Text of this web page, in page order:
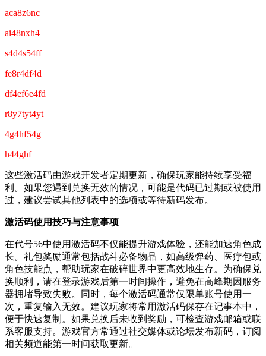
aca8z6nc
ai48nxh4
s4d4s54ff
fe8r4df4d
df4ef6e4fd
r8y7tyt4yt
4g4hf54g
h44ghf
这些激活码由游戏开发者定期更新，确保玩家能持续享受福
利。如果您遇到兑换无效的情况，可能是代码已过期或被使用
过，建议尝试其他列表中的选项或等待新码发布。
激活码使用技巧与注意事项
在代号56中使用激活码不仅能提升游戏体验，还能加速角色成
长。礼包奖励通常包括战斗必备物品，如高级弹药、医疗包或
角色技能点，帮助玩家在破碎世界中更高效地生存。为确保兑
换顺利，请在登录游戏后第一时间操作，避免在高峰期因服务
器拥堵导致失败。同时，每个激活码通常仅限单账号使用一
次，重复输入无效。建议玩家将常用激活码保存在记事本中，
便于快速复制。如果兑换后未收到奖励，可检查游戏邮箱或联
系客服支持。游戏官方常通过社交媒体或论坛发布新码，订阅
相关频道能第一时间获取更新。